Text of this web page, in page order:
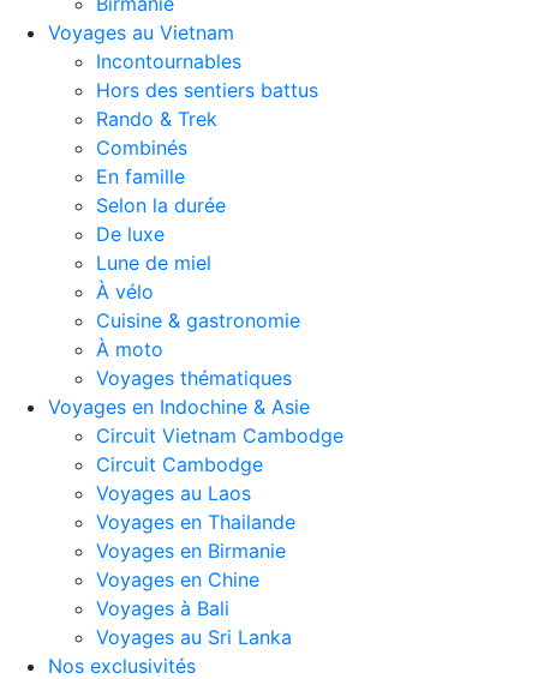
Voyages au Vietnam
Incontournables
Hors des sentiers battus
Rando & Trek
Combinés
En famille
Selon la durée
De luxe
Lune de miel
À vélo
Cuisine & gastronomie
À moto
Voyages thématiques
Voyages en Indochine & Asie
Circuit Vietnam Cambodge
Circuit Cambodge
Voyages au Laos
Voyages en Thailande
Voyages en Birmanie
Voyages en Chine
Voyages à Bali
Voyages au Sri Lanka
Nos exclusivités